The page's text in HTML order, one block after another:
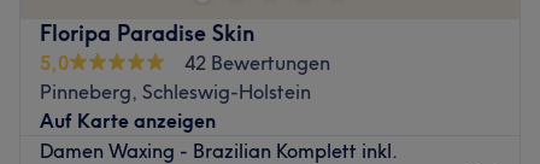
Floripa Paradise Skin
5,0
42 Bewertungen
Pinneberg, Schleswig-Holstein
Auf Karte anzeigen
Damen Waxing - Brazilian Komplett inkl.